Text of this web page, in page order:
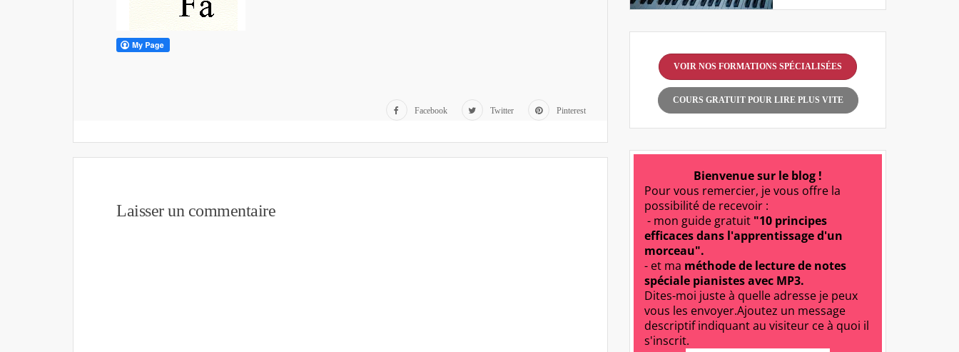
Facebook Twitter Pinterest
Laisser un commentaire
VOIR NOS FORMATIONS SPÉCIALISÉES
COURS GRATUIT POUR LIRE PLUS VITE